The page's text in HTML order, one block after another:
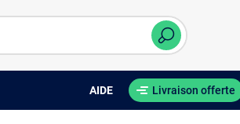
AIDE Livraison offerte